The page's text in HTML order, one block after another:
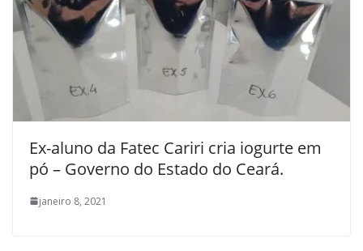
Ex-aluno da Fatec Cariri cria iogurte em
pó – Governo do Estado do Ceará.
janeiro 8, 2021